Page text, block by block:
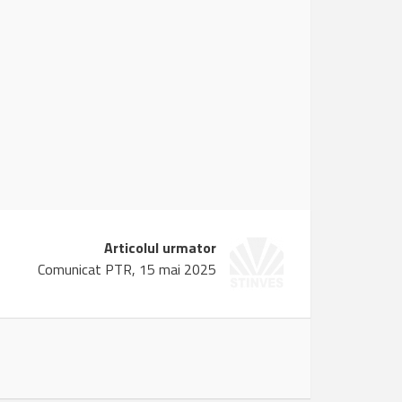
Articolul urmator
Comunicat PTR, 15 mai 2025